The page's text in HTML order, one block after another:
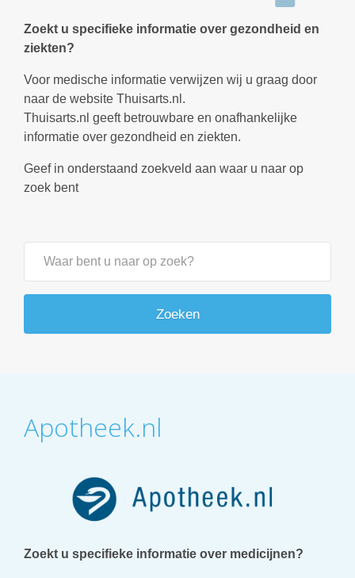
Zoekt u specifieke informatie over gezondheid en
ziekten?
Voor medische informatie verwijzen wij u graag door
naar de website Thuisarts.nl.
Thuisarts.nl geeft betrouwbare en onafhankelijke
informatie over gezondheid en ziekten.
Geef in onderstaand zoekveld aan waar u naar op
zoek bent
Zoeken
Apotheek.nl
Zoekt u specifieke informatie over medicijnen?